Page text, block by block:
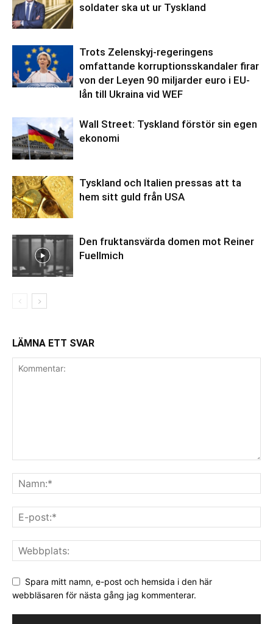
soldater ska ut ur Tyskland
Trots Zelenskyj-regeringens
omfattande korruptionsskandaler firar
von der Leyen 90 miljarder euro i EU-
lån till Ukraina vid WEF
Wall Street: Tyskland förstör sin egen
ekonomi
Tyskland och Italien pressas att ta
hem sitt guld från USA
Den fruktansvärda domen mot Reiner
Fuellmich
LÄMNA ETT SVAR
Spara mitt namn, e-post och hemsida i den här
webbläsaren för nästa gång jag kommenterar.